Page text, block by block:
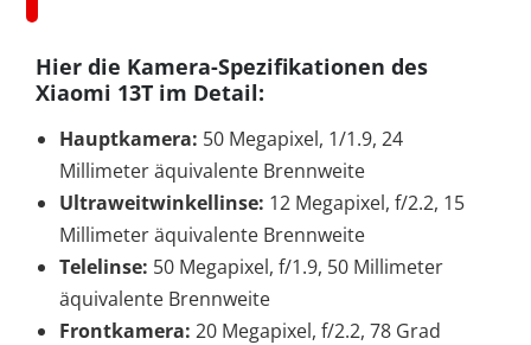
Hier die Kamera-Spezifikationen des
Xiaomi 13T im Detail:
Hauptkamera: 50 Megapixel, 1/1.9, 24
Millimeter äquivalente Brennweite
Ultraweitwinkellinse: 12 Megapixel, f/2.2, 15
Millimeter äquivalente Brennweite
Telelinse: 50 Megapixel, f/1.9, 50 Millimeter
äquivalente Brennweite
Frontkamera: 20 Megapixel, f/2.2, 78 Grad